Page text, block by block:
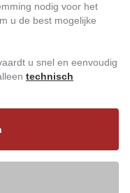
nodig voor het
u de best mogelijke
u snel en eenvoudig
technisch